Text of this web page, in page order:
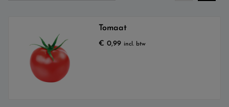
Tomaat
€ 0,99 incl. btw